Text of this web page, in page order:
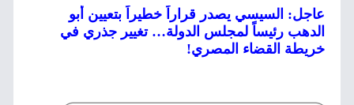
عاجل: السيسي يصدر قراراً خطيراً بتعيين أبو
الدهب رئيساً لمجلس الدولة… تغيير جذري في
خريطة القضاء المصري!